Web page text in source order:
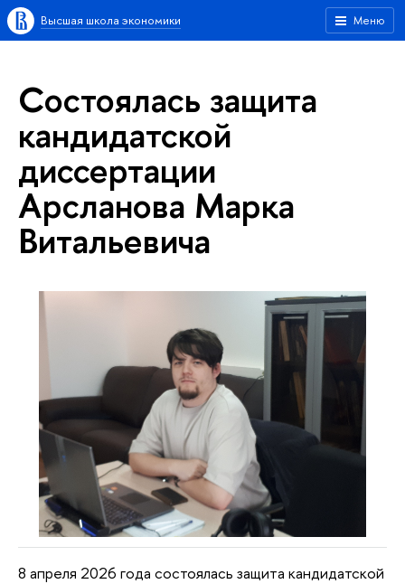
Меню
Высшая школа экономики
Состоялась защита
кандидатской
диссертации
Арсланова Марка
Витальевича
8 апреля 2026 года состоялась защита кандидатской